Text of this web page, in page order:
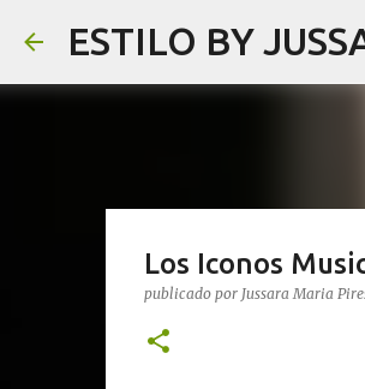
ESTILO BY
Los Iconos
publicado por Jussara Maria